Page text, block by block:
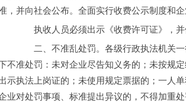
，并向社会公布。全面实行收费公示制度和
执收人员必须出示《收费许可证》，并
二、不准乱处罚。各级行政执法机关一
不准处罚：未对企业尽告知义务的；未按规
示执法上岗证的；未使用规定票据的；一人
业对处罚事项、标准提出异议的，不得加重处